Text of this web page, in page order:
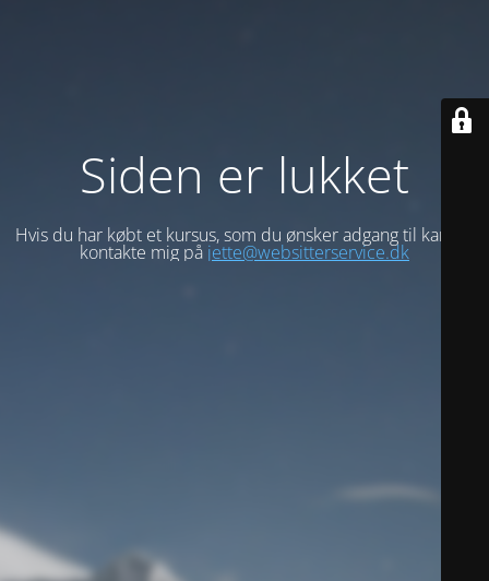
Siden er lukket
Hvis du har købt et kursus, som du ønsker adgang til kan du
kontakte mig på jette@websitterservice.dk